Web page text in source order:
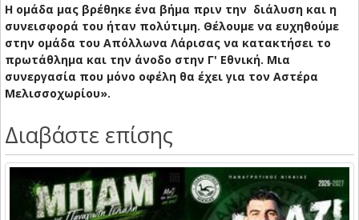
Η ομάδα μας βρέθηκε ένα βήμα πριν την διάλυση και η
συνεισφορά του ήταν πολύτιμη. Θέλουμε να ευχηθούμε
στην ομάδα του Απόλλωνα Λάρισας να κατακτήσει το
πρωτάθλημα και την άνοδο στην Γ' Εθνική. Μια
συνεργασία που μόνο οφέλη θα έχει για τον Αστέρα
Μελισσοχωρίου».
Διαβάστε επίσης